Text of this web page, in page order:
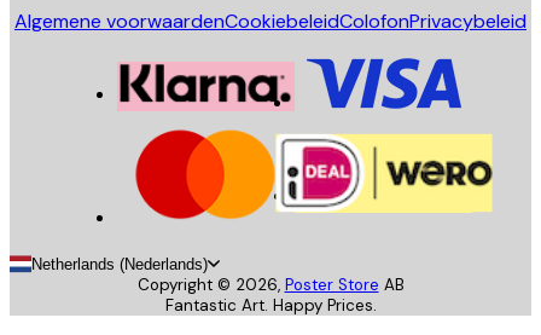
Algemene voorwaardenCookiebeleidColofonPrivacybeleid
Netherlands (Nederlands)
Copyright © 2026, Poster Store AB
Fantastic Art. Happy Prices.